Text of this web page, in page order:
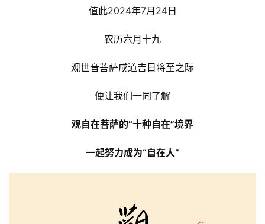
值此2024年7月24日
农历六月十九
观世音菩萨成道吉日将至之际
便让我们一同了解
观自在菩萨的“十种自在”境界
一起努力成为“自在人”